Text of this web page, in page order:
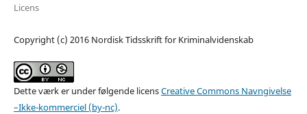
Licens
Copyright (c) 2016 Nordisk Tidsskrift for Kriminalvidenskab
Dette værk er under følgende licensCreative Commons Navngivelse
–Ikke-kommerciel (by-nc).